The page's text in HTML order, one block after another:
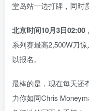
堂岛站一边打牌，同时
北京时间10月3日02:00
系列赛最高2,500W刀
以报名。
最棒的是，现在每天还
力你如同Chris